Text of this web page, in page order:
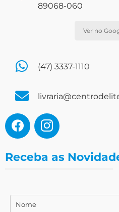
89068-060
Ver no
(47) 3337-1110
Receba as
Nome
Nome